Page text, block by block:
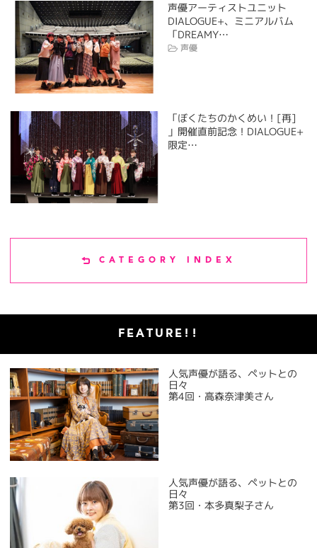
声優アーティストユニット
DIALOGUE+、ミニアルバム
「DREAMY…
声優
「ぼくたちのかくめい！[再]
」開催直前記念！DIALOGUE+
限定…
CATEGORY INDEX
FEATURE!!
人気声優が語る、ペットとの
日々
第4回・高森奈津美さん
人気声優が語る、ペットとの
日々
第3回・本多真梨子さん